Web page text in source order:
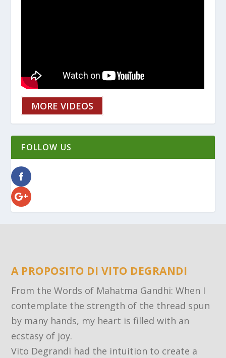
MORE VIDEOS
FOLLOW US
A PROPOSITO DI VITO DEGRANDI
From the Words of Mahatma Gandhi: When I
contemplate the strength of the thread spun
by many hands, my heart is filled with an
ecstasy of joy.
Vito Degrandi had the intuition to create a